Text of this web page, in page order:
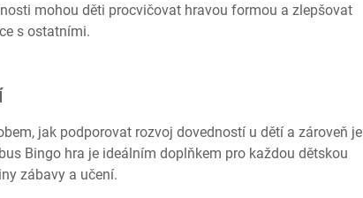
mohou děti procvičovat hravou formou a zlepšovat
s ostatními.
jak podporovat rozvoj dovedností u dětí a zároveň je
Bingo hra je ideálním doplňkem pro každou dětskou
zábavy a učení.